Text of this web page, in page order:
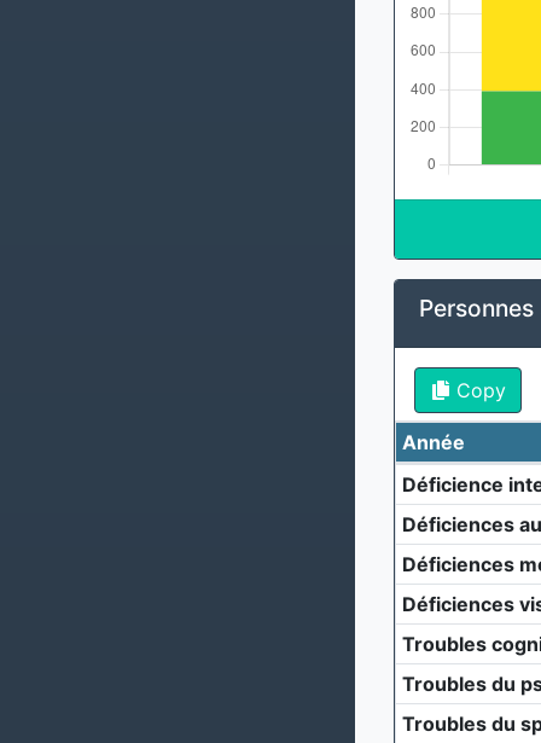
Copy
Année
Déficience
Déficiences
Déficiences
Déficiences
Troubles
Troubles du
Troubles du